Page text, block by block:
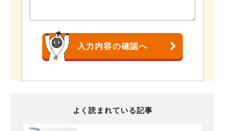
よく読まれている記事